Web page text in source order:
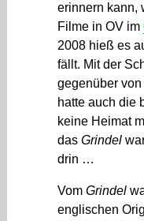
erinnern kann,
Filme in OV im
2008 hieß es
fällt. Mit der
gegenüber
hatte auch die
keine Heimat
das Grindel
drin …
Vom Grindel
englischen